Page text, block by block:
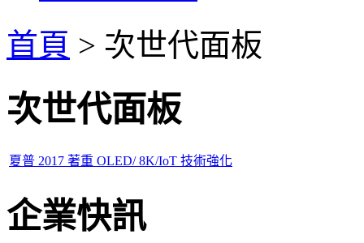
首頁 > 次世代面板
次世代面板
夏普 2017 著重 OLED/ 8K/IoT 技術強化
企業快訊